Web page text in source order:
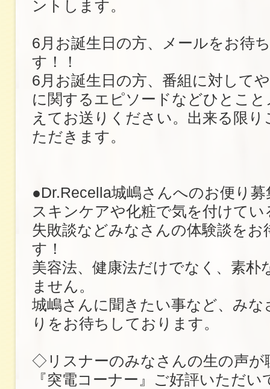
ントします。
6月お誕生日の方、メールをお待
す！！
6月お誕生日の方、番組に対して
に関するエピソードなどひとこ
えてお送りください。出来る限
ただきます。
●Dr.Recella城嶋さんへのお便り
スキンケアや化粧で気を付けてい
失敗談などみなさんの体験談をお
す！
美容法、健康法だけでなく、素朴
ません。
城嶋さんに聞きたい事など、みな
りをお待ちしております。
◇リスナーのみなさんの生の声が
『突電コーナー』ご好評いただ